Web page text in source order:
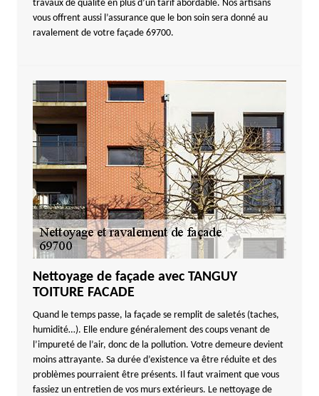
travaux de qualité en plus d’un tarif abordable. Nos artisans
vous offrent aussi l’assurance que le bon soin sera donné au
ravalement de votre façade 69700.
Nettoyage de façade avec TANGUY
TOITURE FACADE
Quand le temps passe, la façade se remplit de saletés (taches,
humidité…). Elle endure généralement des coups venant de
l’impureté de l’air, donc de la pollution. Votre demeure devient
moins attrayante. Sa durée d’existence va être réduite et des
problèmes pourraient être présents. Il faut vraiment que vous
fassiez un entretien de vos murs extérieurs. Le nettoyage de